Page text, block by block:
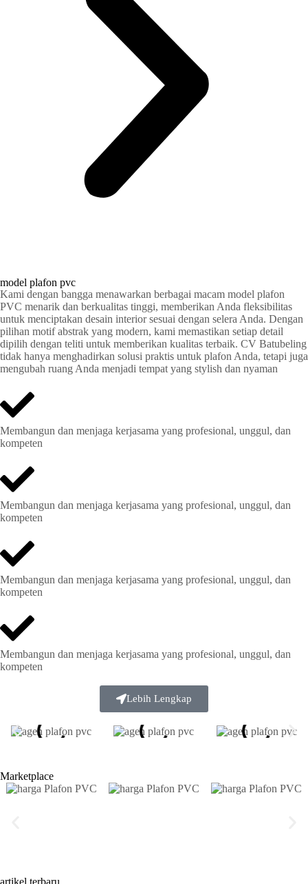
model plafon pvc
Kami dengan bangga menawarkan berbagai macam model plafon
PVC menarik dan berkualitas tinggi, memberikan Anda fleksibilitas
untuk menciptakan desain interior sesuai dengan selera Anda. Dengan
pilihan motif abstrak yang modern, kami memastikan setiap detail
dipilih dengan teliti untuk memberikan kualitas terbaik. CV Batubeling
tidak hanya menghadirkan solusi praktis untuk plafon Anda, tetapi juga
mengubah ruang Anda menjadi tempat yang stylish dan nyaman
Membangun dan menjaga kerjasama yang profesional, unggul, dan
kompeten
Membangun dan menjaga kerjasama yang profesional, unggul, dan
kompeten
Membangun dan menjaga kerjasama yang profesional, unggul, dan
kompeten
Membangun dan menjaga kerjasama yang profesional, unggul, dan
kompeten
Lebih Lengkap
Marketplace
artikel terbaru